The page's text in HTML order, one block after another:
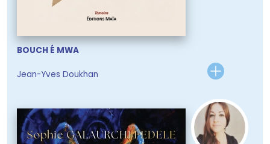
BOUCH É MWA
Jean-Yves Doukhan